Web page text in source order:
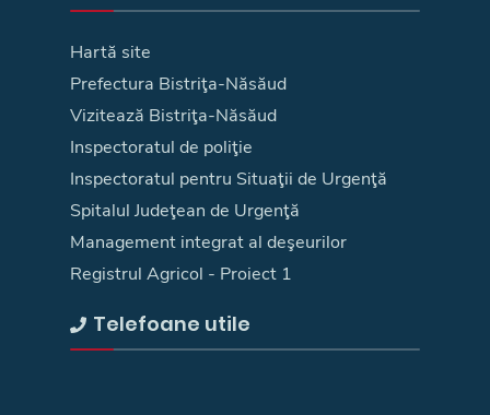
Hartă site
Prefectura Bistriţa-Năsăud
Vizitează Bistriţa-Năsăud
Inspectoratul de poliţie
Inspectoratul pentru Situaţii de Urgenţă
Spitalul Judeţean de Urgenţă
Management integrat al deşeurilor
Registrul Agricol - Proiect 1
Telefoane utile